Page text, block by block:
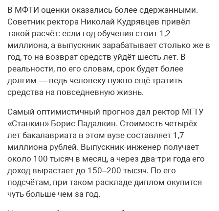
В МФТИ оценки оказались более сдержанными.
Советник ректора Николай Кудрявцев привёл
такой расчёт: если год обучения стоит 1,2
миллиона, а выпускник зарабатывает столько же в
год, то на возврат средств уйдёт шесть лет. В
реальности, по его словам, срок будет более
долгим — ведь человеку нужно ещё тратить
средства на повседневную жизнь.
Самый оптимистичный прогноз дал ректор МГТУ
«Станкин» Борис Падалкин. Стоимость четырёх
лет бакалавриата в этом вузе составляет 1,7
миллиона рублей. Выпускник-инженер получает
около 100 тысяч в месяц, а через два-три года его
доход вырастает до 150–200 тысяч. По его
подсчётам, при таком раскладе диплом окупится
чуть больше чем за год.